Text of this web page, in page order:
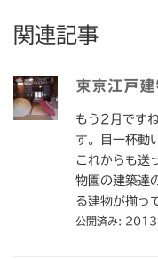
関連記事
東京江戸
もう2月です
す。目一杯動
これからも送
物園の建築達
る建物が揃っ
公開済み: